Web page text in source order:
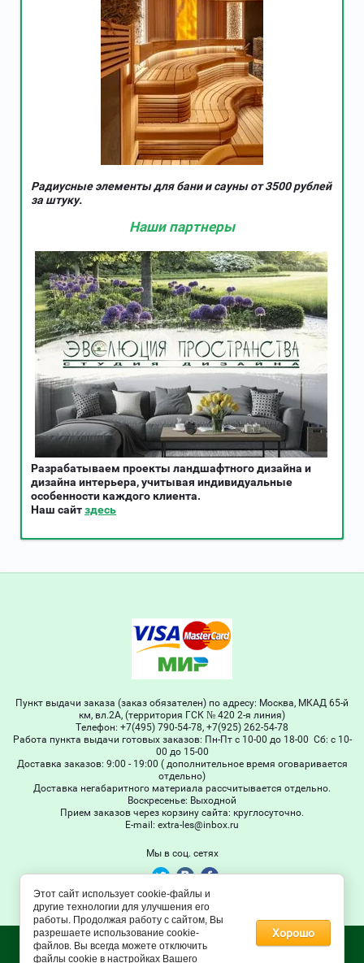
Радиусные элементы для бани и сауны от 3500 рублей
за штуку.
Наши партнеры
Разрабатываем проекты ландшафтного дизайна и
дизайна интерьера, учитывая индивидуальные
особенности каждого клиента.
Наш сайтздесь
Пункт выдачи заказа (заказ обязателен) по адресу: Москва, МКАД 65-й
км, вл.2А, (территория ГСК № 420 2-я линия)
Телефон: +7(495) 790-54-78, +7(925) 262-54-78
Работа пункта выдачи готовых заказов: Пн-Пт с 10-00 до 18-00 Сб: с 10-
00 до 15-00
Доставка заказов: 9:00 - 19:00 ( дополнительное время оговаривается
отдельно)
Доставка негабаритного материала рассчитывается отдельно.
Воскресенье: Выходной
Прием заказов через корзину сайта: круглосуточно.
Е-mail: extra-les@inbox.ru
Мы в соц. сетях
© 2011 - 2026 Extra-les
Этот сайт использует cookie-файлы и
другие технологии для улучшения его
работы. Продолжая работу с сайтом, Вы
разрешаете использование cookie-
файлов. Вы всегда можете отключить
файлы cookie в настройках Вашего
Хорошо